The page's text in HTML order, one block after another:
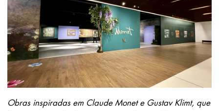
Obras inspiradas em Claude Monet e Gustav Klimt, que